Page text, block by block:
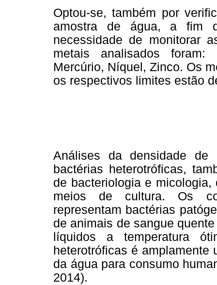
Optou-se, também por
amostra de água, a fim
necessidade de monitorar
metais analisados foram:
Mercúrio, Níquel, Zinco. Os
os respectivos limites estão
Análises da densidade de
bactérias heterotróficas,
de bacteriologia e
meios de cultura. Os
representam bactérias
de animais de sangue
líquidos a temperatura
heterotróficas é
da água para consumo
2014).